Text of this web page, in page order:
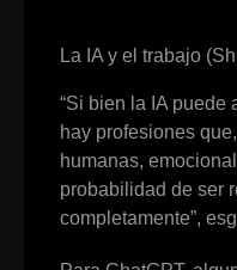
La IA y el trabajo
“Si bien la IA puede
hay profesiones
humanas,
probabilidad de ser
completamente”,